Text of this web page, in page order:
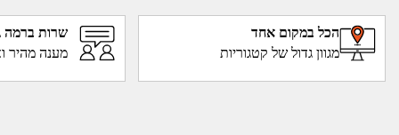
הכל במקום אחד
מגוון גדול של קטגוריות
שרות ברמה
מענה מהיר